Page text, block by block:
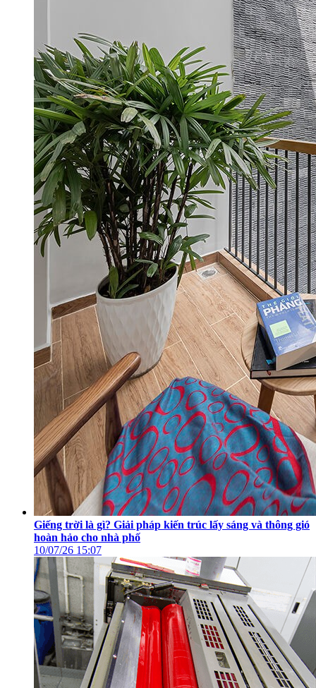
Giếng trời là gì? Giải pháp kiến trúc lấy sáng và thông gió
hoàn hảo cho nhà phố
10/07/26 15:07